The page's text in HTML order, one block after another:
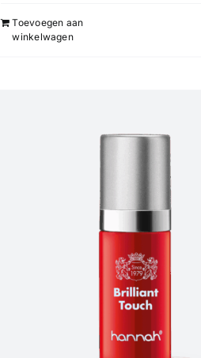
Toevoegen aan
winkelwagen